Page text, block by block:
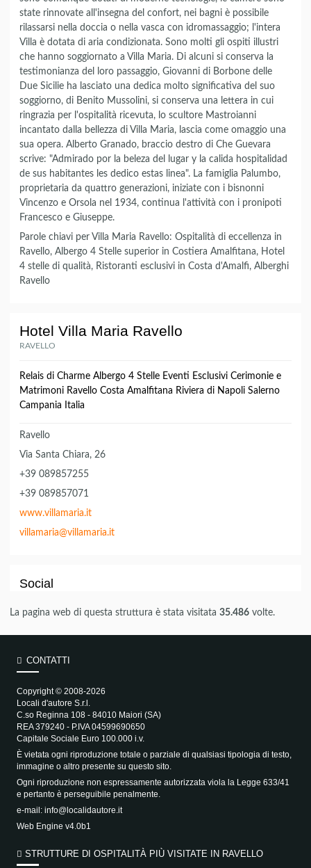
state rinnovate all'insegna del confort, nei bagni è possibile
rilassarsi nella doccia o nella vasca con idromassaggio; l'intera
Villa è dotata di aria condizionata. Sono molti gli ospiti illustri
che hanno soggiornato a Villa Maria. Di alcuni si conserva la
testimonianza del loro passaggio, Giovanni di Borbone delle
Due Sicilie ha lasciato una dedica molto significativa del suo
soggiorno, di Benito Mussolini, si conserva una lettera in cui
ringrazia per l'ospitalità ricevuta, lo scultore Mastroianni
incantato dalla bellezza di Villa Maria, lascia come omaggio una
sua opera. Alberto Granado, braccio destro di Che Guevara
scrive: "Admirado por la beleza del lugar y la calida hospitalidad
de sus habitantes les dedico estas linea". La famiglia Palumbo,
proprietaria da quattro generazioni, iniziate con i bisnonni
Vincenzo e Orsola nel 1934, continua l'attività con i pronipoti
Francesco e Giuseppe.
Parole chiavi per Villa Maria Ravello: Ospitalità di eccellenza in
Ravello, Albergo 4 Stelle superior in Costiera Amalfitana, Hotel
4 stelle di qualità, Ristoranti esclusivi in Costa d'Amalfi, Alberghi
Ravello
Hotel Villa Maria Ravello
RAVELLO
Relais di Charme Albergo 4 Stelle Eventi Esclusivi Cerimonie e
Matrimoni Ravello Costa Amalfitana Riviera di Napoli Salerno
Campania Italia
Ravello
Via Santa Chiara, 26
+39 089857255
+39 089857071
www.villamaria.it
villamaria@villamaria.it
Social
La pagina web di questa struttura è stata visitata 35.486 volte.
CONTATTI
Copyright © 2008-2026
Locali d'autore S.r.l.
C.so Reginna 108 - 84010 Maiori (SA)
REA 379240 - P.IVA 04599690650
Capitale Sociale Euro 100.000 i.v.
È vietata ogni riproduzione totale o parziale di qualsiasi tipologia di testo,
immagine o altro presente su questo sito.
Ogni riproduzione non espressamente autorizzata viola la Legge 633/41
e pertanto è perseguibile penalmente.
e-mail: info@localidautore.it
Web Engine v4.0b1
STRUTTURE DI OSPITALITÀ PIÙ VISITATE IN RAVELLO